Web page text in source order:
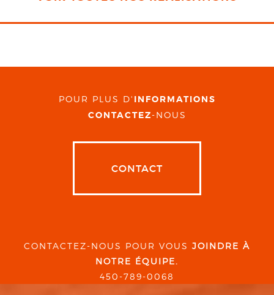
POUR PLUS D' INFORMATIONS
CONTACTEZ-NOUS
CONTACT
CONTACTEZ-NOUS POUR VOUS JOINDRE À
NOTRE ÉQUIPE.
450-789-0068